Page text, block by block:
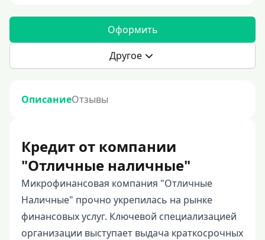
Оформить
Другое
ОписаниеОтзывы
Кредит от компании
"Отличные наличные"
Микрофинансовая компания "Отличные
Наличные" прочно укрепилась на рынке
финансовых услуг. Ключевой специализацией
организации выступает выдача краткосрочных